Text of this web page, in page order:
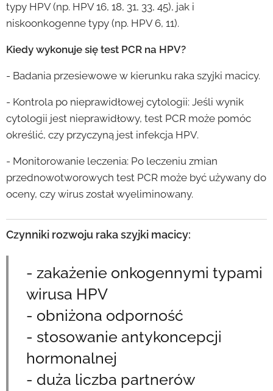
typy HPV (np. HPV 16, 18, 31, 33, 45), jak i
niskoonkogenne typy (np. HPV 6, 11).
Kiedy wykonuje się test PCR na HPV?
- Badania przesiewowe w kierunku raka szyjki macicy.
- Kontrola po nieprawidłowej cytologii: Jeśli wynik
cytologii jest nieprawidłowy, test PCR może pomóc
określić, czy przyczyną jest infekcja HPV.
- Monitorowanie leczenia: Po leczeniu zmian
przednowotworowych test PCR może być używany do
oceny, czy wirus został wyeliminowany.
Czynniki rozwoju raka szyjki macicy:
- zakażenie onkogennymi typami
wirusa HPV
- obniżona odporność
- stosowanie antykoncepcji
hormonalnej
- duża liczba partnerów